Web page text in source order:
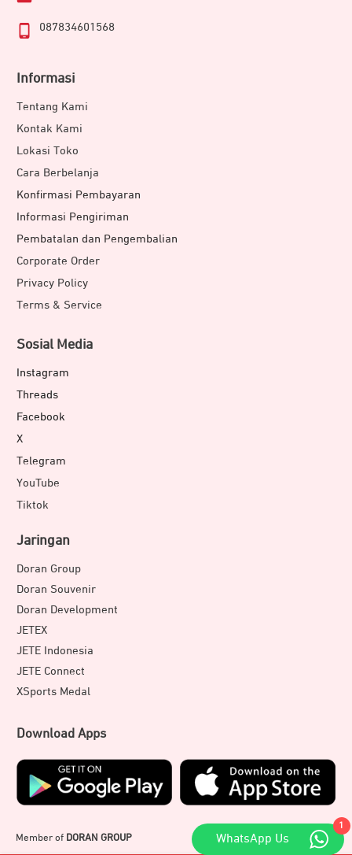
087834601568
Informasi
Tentang Kami
Kontak Kami
Lokasi Toko
Cara Berbelanja
Konfirmasi Pembayaran
Informasi Pengiriman
Pembatalan dan Pengembalian
Corporate Order
Privacy Policy
Terms & Service
Sosial Media
Instagram
Threads
Facebook
X
Telegram
YouTube
Tiktok
Jaringan
Doran Group
Doran Souvenir
Doran Development
JETEX
JETE Indonesia
JETE Connect
XSports Medal
Download Apps
Member of DORAN GROUP
1
WhatsApp Us